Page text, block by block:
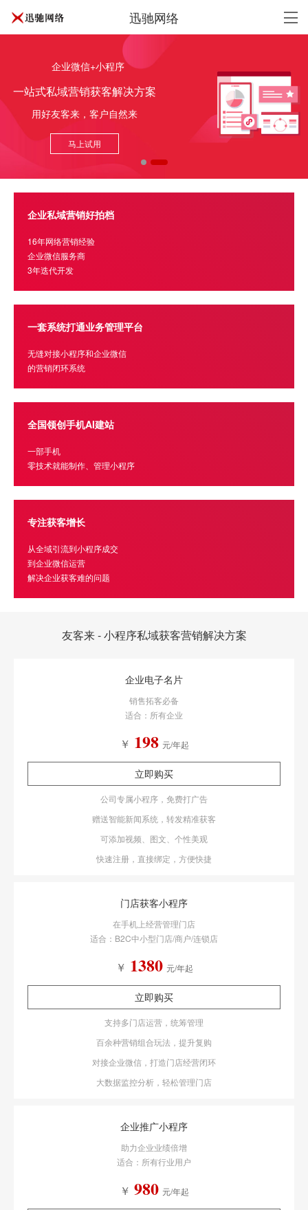
迅驰网络
企业微信+小程序
一站式私域营销获客解决方案
用好友客来，客户自然来
马上试用
企业私域营销好拍档
16年网络营销经验
企业微信服务商
3年迭代开发
一套系统打通业务管理平台
无缝对接小程序和企业微信
的营销闭环系统
全国领创手机AI建站
一部手机
零技术就能制作、管理小程序
专注获客增长
从全域引流到小程序成交
到企业微信运营
解决企业获客难的问题
友客来 - 小程序私域获客营销解决方案
企业电子名片
销售拓客必备
适合：所有企业
￥ 198 元/年起
立即购买
公司专属小程序，免费打广告
赠送智能新闻系统，转发精准获客
可添加视频、图文、个性美观
快速注册，直接绑定，方便快捷
门店获客小程序
在手机上经营管理门店
适合：B2C中小型门店/商户/连锁店
￥ 1380 元/年起
立即购买
支持多门店运营，统筹管理
百余种营销组合玩法，提升复购
对接企业微信，打造门店经营闭环
大数据监控分析，轻松管理门店
企业推广小程序
助力企业业绩倍增
适合：所有行业用户
￥ 980 元/年起